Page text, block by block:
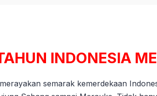
INDONESIA
semarak kemerdekaan